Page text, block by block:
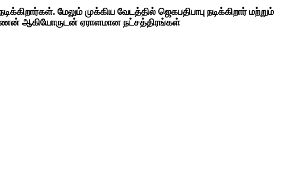
மேலும் முக்கிய வேடத்தில் ஜெகபதிபாபு நடிக்கிறார் மற்றும்
ஆகியோருடன் ஏராளமான நட்சத்திரங்கள்